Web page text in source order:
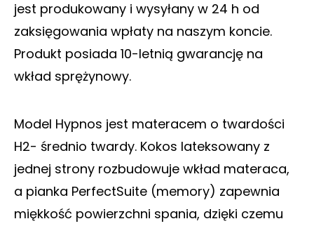
jest produkowany i wysyłany w 24 h od
zaksięgowania wpłaty na naszym koncie.
Produkt posiada 10-letnią gwarancję na
wkład sprężynowy.
Model Hypnos jest materacem o twardości
H2- średnio twardy. Kokos lateksowany z
jednej strony rozbudowuje wkład materaca,
a pianka PerfectSuite (memory) zapewnia
miękkość powierzchni spania, dzięki czemu